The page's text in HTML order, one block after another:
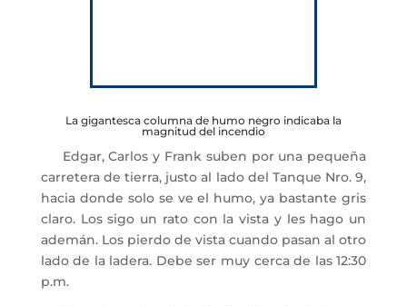
La gigantesca columna de humo negro indicaba la
magnitud del incendio
Edgar, Carlos y Frank suben por una pequeña
carretera de tierra, justo al lado del Tanque Nro. 9,
hacia donde solo se ve el humo, ya bastante gris
claro. Los sigo un rato con la vista y les hago un
ademán. Los pierdo de vista cuando pasan al otro
lado de la ladera. Debe ser muy cerca de las 12:30
p.m.